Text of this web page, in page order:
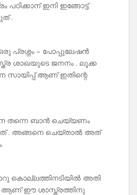
പഠിക്കാന് ഇനി ഇങ്ങോട്ട്
.
പ്രശ്നം – പോപ്പുലേഷൻ
ശാഖയുടെ ജനനം . ലൂക്ക
സായിപ്പ് ആണ് ഇതിന്റെ
തന്നെ ബാൻ ചെയ്യണം
. അങ്ങനെ ചെയ്‌താൽ അത്
കൊല്ലത്തിനടിയിൽ അതി
ആണ് ഈ ശാസ്ത്രത്തിനു